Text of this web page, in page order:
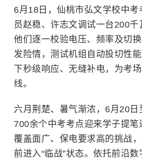
6月18日，仙桃市弘文学校中考
员赵稳、许志文调试一台200千
他们逐一校验电压、频率及切
发险情，测试机组自动投切性
下秒级响应、无缝补电，为考
线。
六月荆楚、暑气渐浓，6月20日
700余个中考考点迎来学子提笔
覆盖面广、保电要求高的挑战
前进入“临战”状态。依托前沿